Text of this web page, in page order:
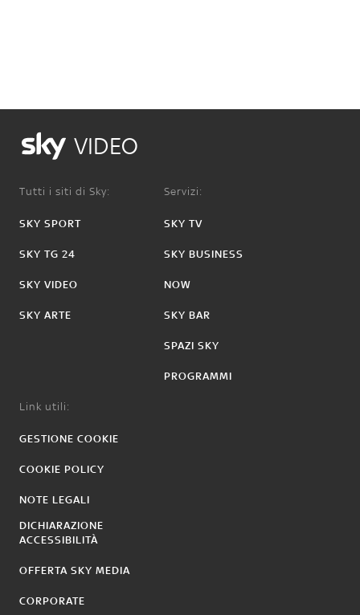
VIDEO
Tutti i siti di Sky:
SKY SPORT
SKY TG 24
SKY VIDEO
SKY ARTE
Servizi:
SKY TV
SKY BUSINESS
NOW
SKY BAR
SPAZI SKY
PROGRAMMI
Link utili:
GESTIONE COOKIE
COOKIE POLICY
NOTE LEGALI
DICHIARAZIONE
ACCESSIBILITÀ
OFFERTA SKY MEDIA
CORPORATE